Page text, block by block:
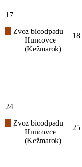
17
Zvoz bioodpadu
Huncovce
(Kežmarok)
18
24
Zvoz bioodpadu
Huncovce
(Kežmarok)
25